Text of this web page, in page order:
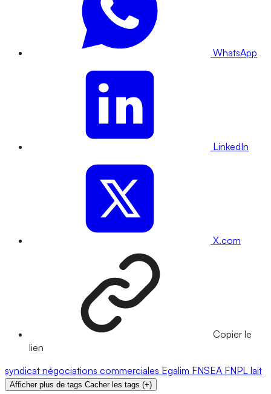
WhatsApp
LinkedIn
X.com
Copier le
lien
syndicat négociations commerciales Egalim FNSEA FNPL lait
Afficher plus de tags Cacher les tags (+)